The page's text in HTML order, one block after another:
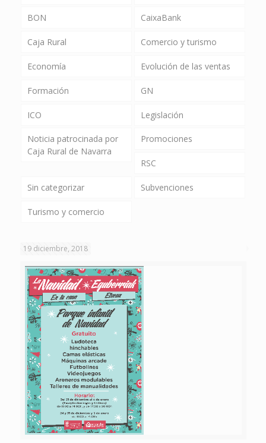
BON CaixaBank
Caja Rural Comercio y turismo
Economía Evolución de las ventas
Formación GN
ICO Legislación
Noticia patrocinada por
Caja Rural de Navarra
Promociones
RSC
Sin categorizar Subvenciones
Turismo y comercio
19 diciembre, 2018